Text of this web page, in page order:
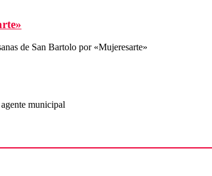
de San Bartolo por «Mujeresarte»
municipal